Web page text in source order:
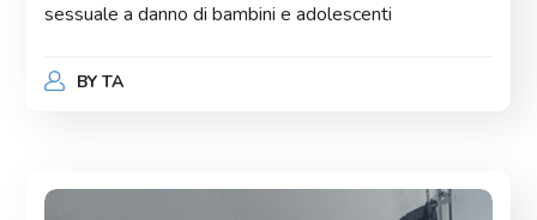
sessuale a danno di bambini e adolescenti
BY TA